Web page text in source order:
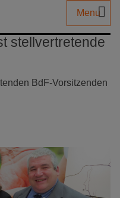
Menu
stellvertretende
BdF-Vorsitzenden